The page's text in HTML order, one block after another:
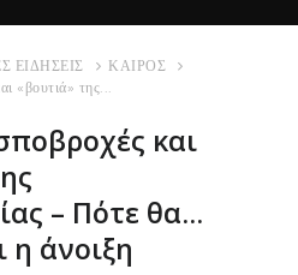
ΕΙΔΗΣΕΙΣ
ΚΑΙΡΟΣ
«βουτιά» της...
και
– Πότε θα…
η άνοιξη